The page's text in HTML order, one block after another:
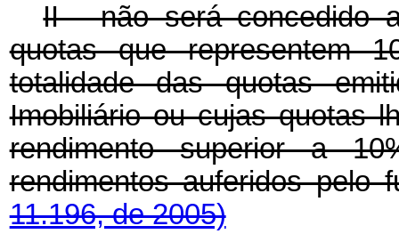
II - não será concedido
quotas que representem
totalidade das quotas
Imobiliário ou cujas quotas
rendimento superior a
rendimentos
11.196, de 2005)